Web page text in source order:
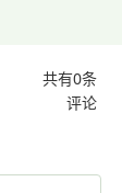
共有0条
评论